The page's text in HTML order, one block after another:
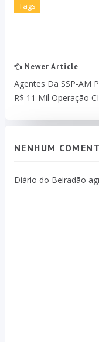
Tags
Newer Article
Agentes Da SSP-AM
R$ 11 Mil Operação
NENHUM
Diário do Beiradão